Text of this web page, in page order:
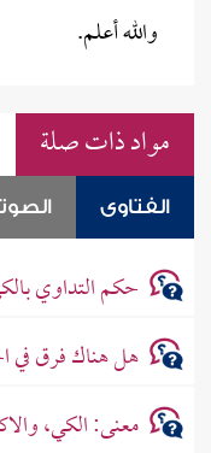
والله أعلم.
مواد ذات صلة
الفتاوى
حكم التداوي
هل هناك فرق في
معنى: الكي،